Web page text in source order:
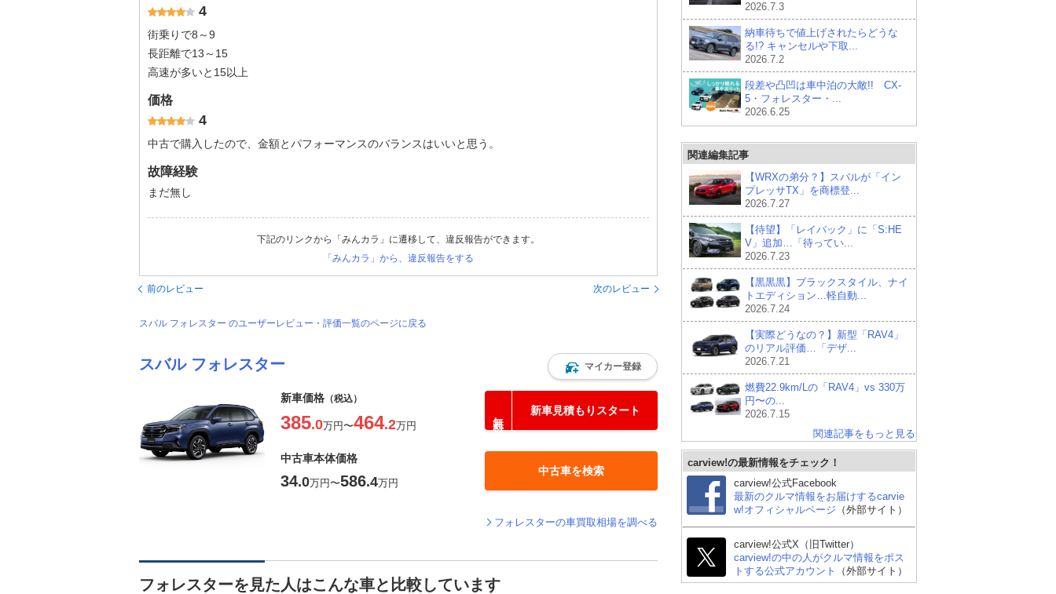
4
街乗りで8～9
長距離で13～15
高速が多いと15以上
価格
4
中古で購入したので、金額とパフォーマンスのバランスはいいと思う。
故障経験
まだ無し
下記のリンクから「みんカラ」に遷移して、違反報告ができます。
「みんカラ」から、違反報告をする
前のレビュー 次のレビュー
スバル フォレスター のユーザーレビュー・評価一覧のページに戻る
スバル フォレスター マイカー登録
新車価格 （税込）
385.0万円〜464.2万円
新車見積もりスタート
中古車本体価格
34.0万円〜586.4万円
中古車を検索
フォレスターの車買取相場を調べる
フォレスターを見た人はこんな車と比較しています
2026.7.3
納車待ちで値上げされたらどうな
る!? キャンセルや下取...
2026.7.2
段差や凸凹は車中泊の大敵!! CX-
5・フォレスター・...
2026.6.25
関連編集記事
【WRXの弟分？】スバルが「イン
プレッサTX」を商標登...
2026.7.27
【待望】「レイバック」に「S:HE
V」追加…「待ってい...
2026.7.23
【黒黒黒】ブラックスタイル、ナイ
トエディション…軽自動...
2026.7.24
【実際どうなの？】新型「RAV4」
のリアル評価…「デザ...
2026.7.21
燃費22.9km/Lの「RAV4」vs 330万
円〜の...
2026.7.15
関連記事をもっと見る
carview!の最新情報をチェック！
carview!公式Facebook
最新のクルマ情報をお届けするcarvie
w!オフィシャルページ （外部サイト）
carview!公式X（旧Twitter）
carview!の中の人がクルマ情報をポス
トする公式アカウント
（外部サイト）